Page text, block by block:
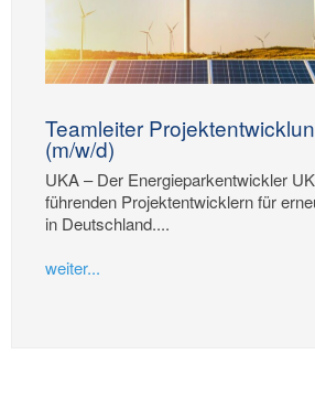
Teamleiter
(m/w/d)
UKA – Der Energieparkentwickler
führenden Projektentwicklern für
in Deutschland....
weiter...